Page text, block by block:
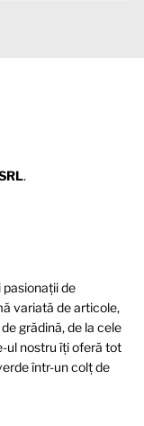
.
de
variată de articole,
grădină, de la cele
ul nostru îți oferă tot
într-un colț de